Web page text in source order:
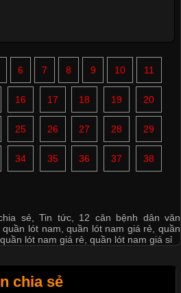
6 7 8 9 10 11
16 17 18 19 20
25 26 27 28 29
34 35 36 37 38
sẻ Tin tức, 12 căn bệnh dân văn
quần lót nam ,quần lót nam giá rẻ ,quần
quần lót nam giá rẻ quần lót nam giá sỉ
chia sẻ